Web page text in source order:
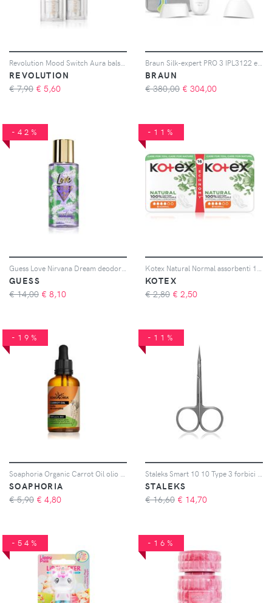
REVOLUTION
€ 7,90 € 5,60
BRAUN
€ 380,00 € 304,00
-42%
GUESS
€ 14,00 € 8,10
-11%
KOTEX
€ 2,80 € 2,50
-19%
SOAPHORIA
€ 5,90 € 4,80
-11%
STALEKS
€ 16,60 € 14,70
-54% -16%